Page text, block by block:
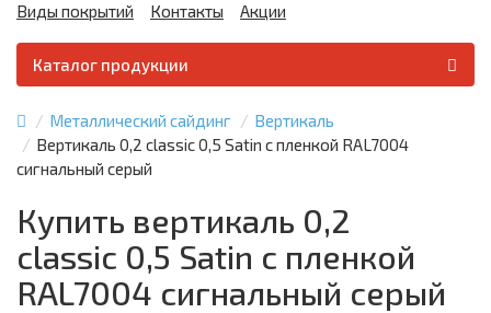
Виды покрытий
Контакты Акции
Каталог продукции
Металлический сайдинг
Вертикаль
Вертикаль 0,2 classic 0,5 Satin с пленкой RAL7004
сигнальный серый
Купить вертикаль 0,2
classic 0,5 Satin с пленкой
RAL7004 сигнальный серый